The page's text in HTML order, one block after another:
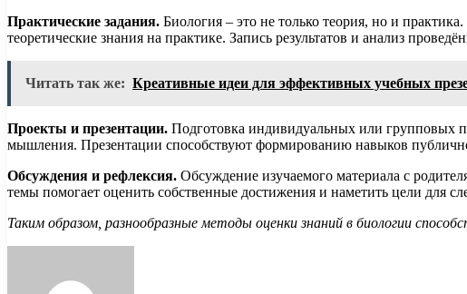
Практические задания. Биология – это не только теория, но и
теоретические знания на практике. Запись результатов и анализ
Читать так же: Креативные идеи для эффективных учебных
Проекты и презентации. Подготовка индивидуальных или групповых
мышления. Презентации способствуют формированию навыков
Обсуждения и рефлексия. Обсуждение изучаемого материала с
темы помогает оценить собственные достижения и наметить цели для
Таким образом, разнообразные методы оценки знаний в биологии